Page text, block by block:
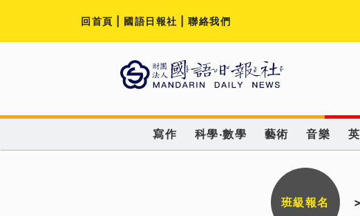
回首頁 國語日報社 聯絡我們
寫作 科學‧數學 藝術 音樂
班級報名 >